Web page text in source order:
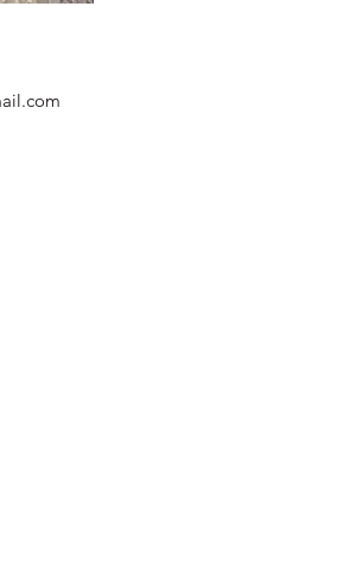
9h à 20h